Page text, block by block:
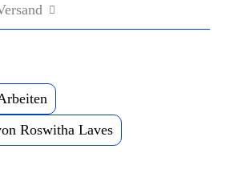
Roswitha Laves